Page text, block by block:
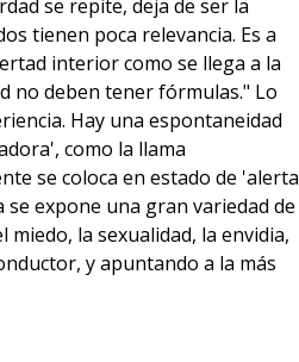
se repite, deja de ser la
tienen poca relevancia. Es a
interior como se llega a la
no deben tener fórmulas." Lo
Hay una espontaneidad
como la llama
se coloca en estado de 'alerta
expone una gran variedad de
la sexualidad, la envidia,
y apuntando a la más